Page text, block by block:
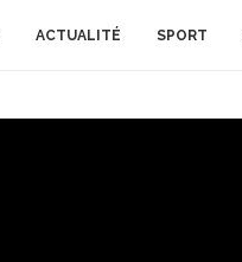
ACTUALITÉ SPORT